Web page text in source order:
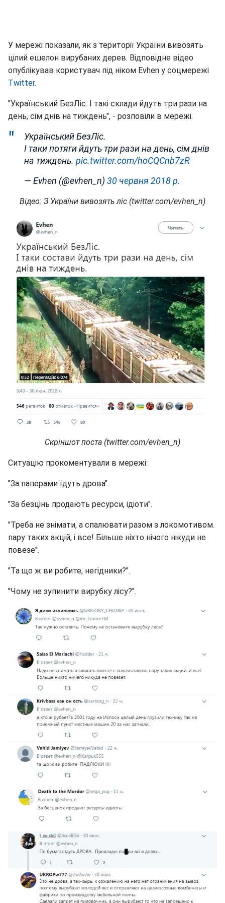
У мережі показали, як з території України вивозять
цілий ешелон вирубаних дерев. Відповідне відео
опублікував користувач під ніком Evhen у соцмережі
Twitter.
"Український БезЛіс. І такі склади йдуть три рази на
день, сім днів на тиждень", - розповіли в мережі.
Український БезЛіс.
І таки потяги йдуть три рази на день, сім днів
на тиждень. pic.twitter.com/hoCQCnb7zR
— Evhen (@evhen_n) 30 червня 2018 р.
Відео: З України вивозять ліс (twitter.com/evhen_n)
Скріншот поста (twitter.com/evhen_n)
Ситуацію прокоментували в мережі:
"За паперами їдуть дрова".
"За безцінь продають ресурси, ідіоти".
"Треба не знімати, а спалювати разом з локомотивом.
пару таких акцій, і все! Більше ніхто нічого нікуди не
повезе".
"Та що ж ви робите, негідники?".
"Чому не зупинити вирубку лісу?".